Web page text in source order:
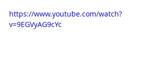
https://www.youtube.com/watch?
v=9EGVyAG9cYc